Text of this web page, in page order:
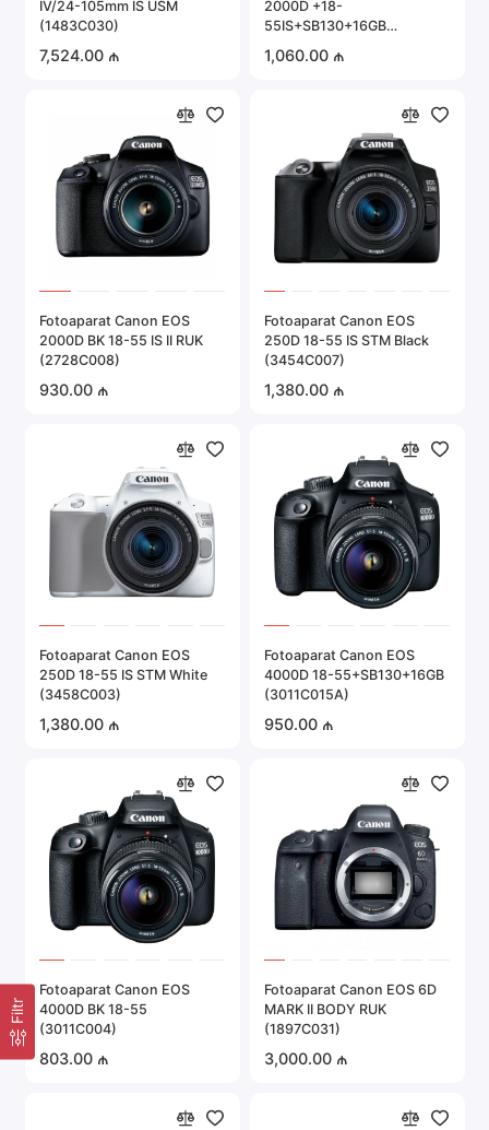
Portativ elektronika
Təhlükəsizlik sistemləri
Avtomobil elektronikası
Hamısını göstər
Filtr
IV/24-105mm IS USM
(1483C030)
7,524.00 ₼
2000D +18-
55IS+SB130+16GB
1,060.00 ₼
Fotoaparat Canon EOS
2000D BK 18-55 IS II RUK
(2728C008)
930.00 ₼
Fotoaparat Canon EOS
250D 18-55 IS STM Black
(3454C007)
1,380.00 ₼
Fotoaparat Canon EOS
250D 18-55 IS STM White
(3458C003)
1,380.00 ₼
Fotoaparat Canon EOS
4000D 18-55+SB130+16GB
(3011C015A)
950.00 ₼
Fotoaparat Canon EOS
4000D BK 18-55
(3011C004)
803.00 ₼
Fotoaparat Canon EOS 6D
MARK II BODY RUK
(1897C031)
3,000.00 ₼